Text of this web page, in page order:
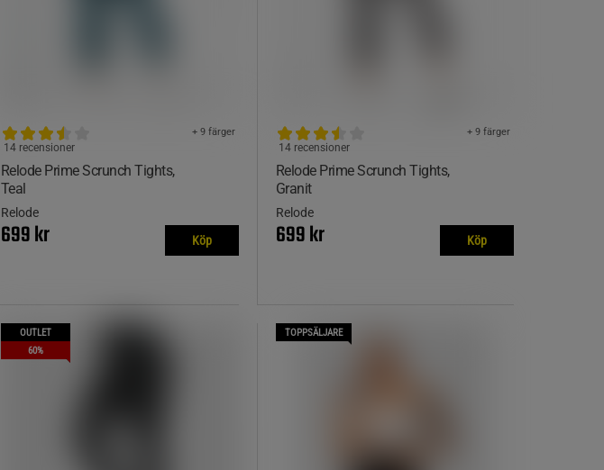
Relode Prime Scrunch Tights,
Teal
+ 9 färger
14 recensioner
Relode
699 kr Köp
Relode Prime Scrunch Tights,
Granit
+ 9 färger
14 recensioner
Relode
699 kr Köp
OUTLET
60%
TOPPSÄLJARE